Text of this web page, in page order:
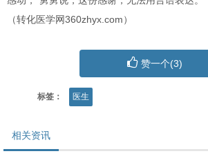
（转化医学网360zhyx.com）
赞一个(3)
标签： 医生
相关资讯